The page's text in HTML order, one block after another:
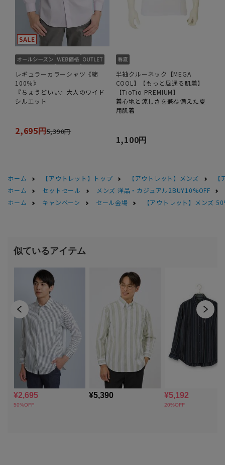
レギュラーカラーシャツ《綿
100％》
『ちょうどいい』大人のワイド
シルエット
2,695円5,390円
半袖クルーネック【MEGA
COOL】【もっと風通る肌着】
【TioTio PREMIUM】
着心地と涼しさを兼ね備えた夏
用肌着
1,100円
ホーム 【アウトレット】トップ 【アウトレット】メンズ
ホーム
セットセール
メンズ 洋品・カジュアル2BUY10%OFF
ホーム
キャンペーン セール会場 【アウトレット】メンズ